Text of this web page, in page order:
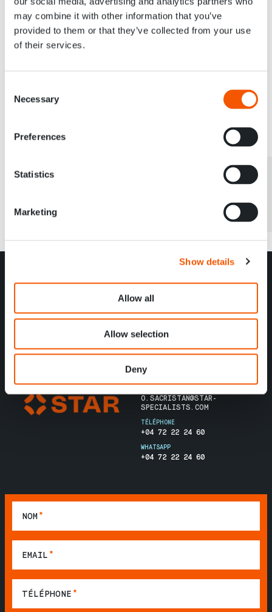
may combine it with other information that you’ve
provided to them or that they’ve collected from your use
of their services.
Selection
Necessary
Preferences
Statistics
Marketing
Show details
Allow all
Allow selection
Deny
Atouts
Expérience sur des projets offshore ou en ingénierie de site
Expérience en modularisation, préfabrication ou méthodes
d’ingénierie digitales
Inscription à un ordre professionnel (ex. : PE, CEng) ou en cours de
Le partage est
C'est toi qui fais la différence !
Get in touch with our
consultant Oriol
O.SACRISTAN@STAR-
SPECIALISTS.COM
TÉLÉPHONE
+04 72 22 24 60
WHATSAPP
+04 72 22 24 60
NOM *
EMAIL *
TÉLÉPHONE *